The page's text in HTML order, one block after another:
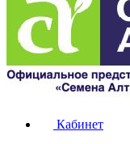
Кабинет